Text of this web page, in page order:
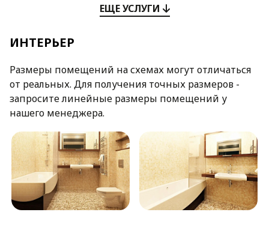
ЕЩЕ УСЛУГИ
ИНТЕРЬЕР
Размеры помещений на схемах могут отличаться
от реальных. Для получения точных размеров -
запросите линейные размеры помещений у
нашего менеджера.